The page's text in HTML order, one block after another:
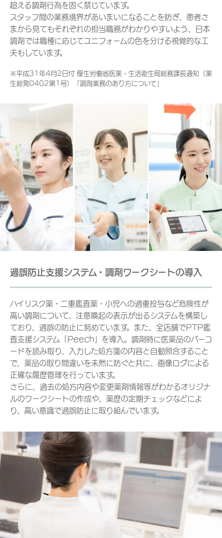
超える調剤行為を固く禁じています。
スタッフ間の業務境界があいまいになることを防ぎ、患者さ
まから見てもそれぞれの担当職務がわかりやすいよう、日本
調剤では職種に応じてユニフォームの色を分ける視覚的な工
夫もしています。
※平成31年4月2日付 厚生労働省医薬・生活衛生局総務課長通知（薬
生総発0402第1号）「調剤業務のあり方について」
過誤防止支援システム・調剤ワークシートの導入
ハイリスク薬・二重鑑査薬・小児への過重投与など危険性が
高い調剤について、注意喚起の表示が出るシステムを構築し
ており、過誤の防止に努めています。また、全店舗でPTP鑑
査支援システム「Peech」を導入。調剤時に医薬品のバーコ
ードを読み取り、入力した処方箋の内容と自動照合すること
で、薬品の取り間違いを未然に防ぐと共に、画像ログによる
正確な履歴管理を行っています。
さらに、過去の処方内容や変更薬剤情報等がわかるオリジナ
ルのワークシートの作成や、薬歴の定期チェックなどによ
り、高い意識で過誤防止に取り組んでいます。